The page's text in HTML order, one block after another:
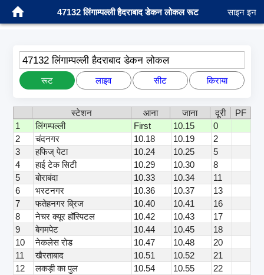
47132 लिंगाम्पल्ली हैदराबाद डेकन लोकल रूट साइन इन
47132 लिंगाम्पल्ली हैदराबाद डेकन लोकल
रूट लाइव सीट किराया
स्टेशन आना जाना दूरी
PF
1
लिंगम्पल्ली First 10.15
0
2
चंदनगर 10.18 10.19
2
3
हफिज् पेटा 10.24 10.25
5
4
हाई टेक सिटी 10.29 10.30
8
5
बोराबंदा 10.33 10.34
11
6
भरटनगर 10.36 10.37
13
7
फतेहनगर ब्रिज 10.40 10.41
16
8
नेचर क्यूर हॉस्पिटल 10.42 10.43
17
9
बेगमपेट 10.44 10.45
18
10
नेकलेस रोड 10.47 10.48
20
11
खैरताबाद 10.51 10.52
21
12
लकड़ी का पुल 10.54 10.55
22